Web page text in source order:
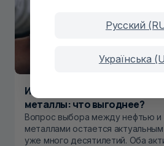
Русский
Українська
Инвестиции в нефть или
металлы: что выгоднее?
Вопрос выбора между нефтью и
металлами остается
уже много десятилетий. Оба